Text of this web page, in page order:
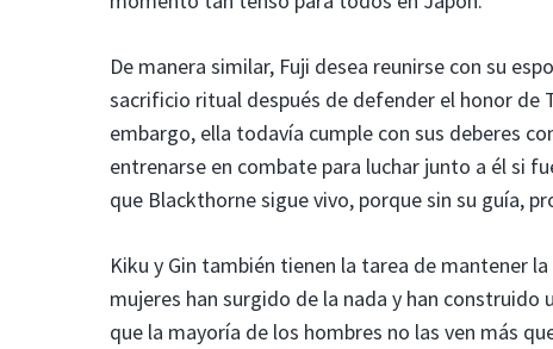
De manera similar, Fuji desea reunirse con su
sacrificio ritual después de defender el honor de
embargo, ella todavía cumple con sus deberes
entrenarse en combate para luchar junto a él si
que Blackthorne sigue vivo, porque sin su guía,
Kiku y Gin también tienen la tarea de mantener
mujeres han surgido de la nada y han
que la mayoría de los hombres no las ven más